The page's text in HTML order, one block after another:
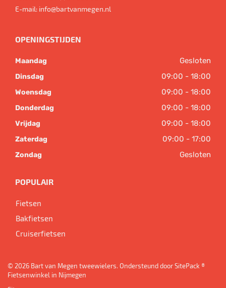
E-mail: info@bartvanmegen.nl
OPENINGSTIJDEN
Maandag Gesloten
Dinsdag 09:00 - 18:00
Woensdag 09:00 - 18:00
Donderdag 09:00 - 18:00
Vrijdag 09:00 - 18:00
Zaterdag 09:00 - 17:00
Zondag Gesloten
POPULAIR
Fietsen
Bakfietsen
Cruiserfietsen
© 2026 Bart van Megen tweewielers. Ondersteund doorSitePack ®
Fietsenwinkel in Nijmegen